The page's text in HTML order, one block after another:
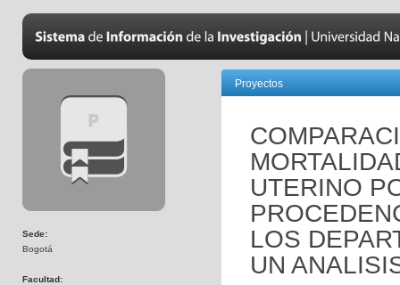
Sede:
Bogotá
Facultad:
Proyectos
UTERINO
LOS
UN